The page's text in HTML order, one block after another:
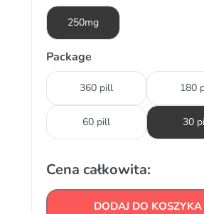
250mg
Package
360 pill 180
60 pill 30
Cena całkowita:
DODAJ DO KOSZYKA